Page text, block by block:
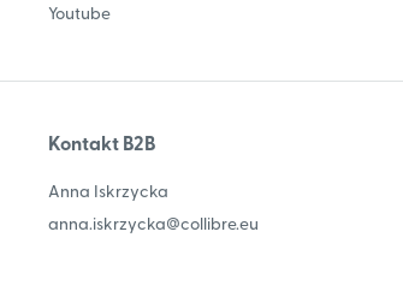
Youtube
Kontakt B2B
Anna Iskrzycka
anna.iskrzycka@collibre.eu